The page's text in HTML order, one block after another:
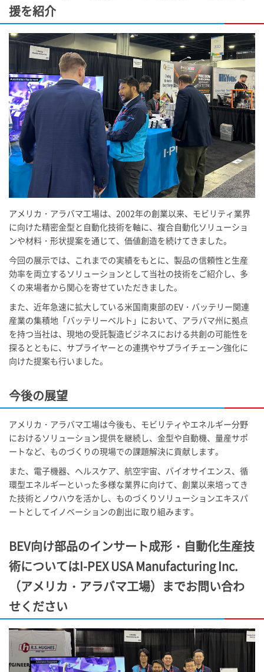
援を紹介
アメリカ・アラバマ工場は、2002年の創業以来、モビリティ業界
に向けた精密金型と自動化技術を軸に、複合自動化ソリューショ
ンや材料・形状提案を通じて、価値創造を続けてきました。
今回の展示では、これまでの実績をもとに、製品の信頼性と生産
効率を両立するソリューションとして当社の技術をご紹介し、多
くの来場者から関心を寄せていただきました。
また、近年急速に拡大している米国南東部のEV・バッテリー関連
産業の集積地「バッテリーベルト」において、アラバマ州に拠点
を持つ当社は、現地の受託製造ビジネスにおける共創の可能性を
探るとともに、サプライヤーとの連携やサプライチェーン強化に
向けた提案も行いました。
今後の展望
アメリカ・アラバマ工場は今後も、モビリティやエネルギー分野
におけるソリューション提供を継続し、金型や自動機、量産サポ
ートなど、ものづくりの現場での課題解決に貢献します。
また、電子機器、ヘルスケア、航空宇宙、バイオサイエンス、循
環型エネルギーといった多様な業界に向けて、創業以来培ってき
た技術とノウハウを活かし、ものづくりソリューションエキスパ
ートとしてイノベーションの創出に取り組みます。
BEV向け部品のインサート成形・自動化生産技
術についてはI-PEXUSA Manufacturing Inc.
（アメリカ・アラバマ工場）までお問い合わ
せください